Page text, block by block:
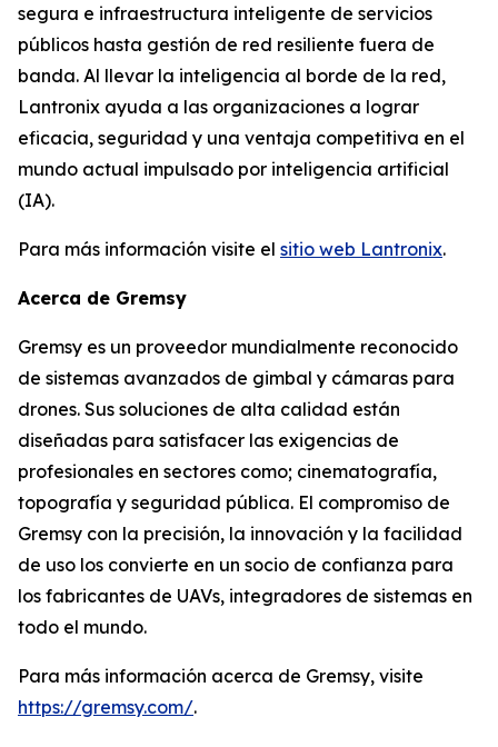
segura e infraestructura inteligente de servicios
públicos hasta gestión de red resiliente fuera de
banda. Al llevar la inteligencia al borde de la red,
Lantronix ayuda a las organizaciones a lograr
eficacia, seguridad y una ventaja competitiva en el
mundo actual impulsado por inteligencia artificial
(IA).
Para más información visite el sitio web Lantronix.
Acerca de Gremsy
Gremsy es un proveedor mundialmente reconocido
de sistemas avanzados de gimbal y cámaras para
drones. Sus soluciones de alta calidad están
diseñadas para satisfacer las exigencias de
profesionales en sectores como; cinematografía,
topografía y seguridad pública. El compromiso de
Gremsy con la precisión, la innovación y la facilidad
de uso los convierte en un socio de confianza para
los fabricantes de UAVs, integradores de sistemas en
todo el mundo.
Para más información acerca de Gremsy, visite
https://gremsy.com/.